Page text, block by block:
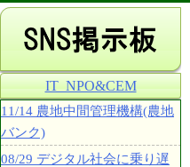
IT_NPO&CEM
11/14 農地中間管理機構(農地
バンク)
08/29 デジタル社会に乗り遅